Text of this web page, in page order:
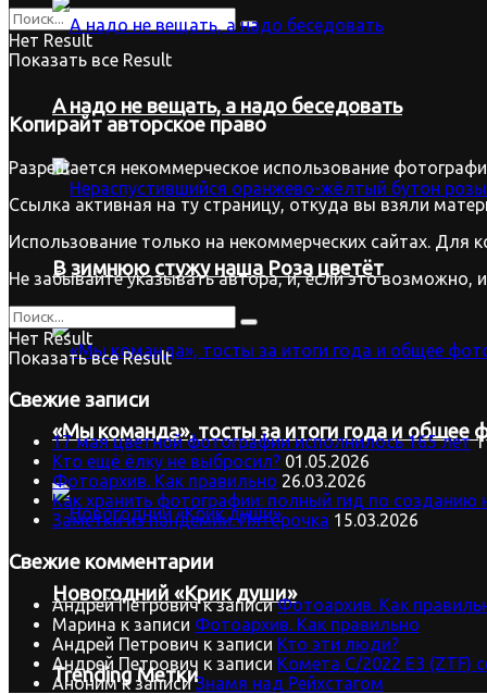
Нет Result
Показать все Result
А надо не вещать, а надо беседовать
В зимнюю стужу наша Роза цветёт
«Мы команда», тосты за итоги года и общее
Новогодний «Крик души»
Trending Метки
Копирайт авторское право
Разрешается некоммерческое использование
Ссылка активная на ту страницу, откуда вы взяли
Использование только на некоммерческих сайтах.
Не забывайте указывать автора, и, если это возможно,
Нет Result
Показать все Result
Свежие записи
17 мая цветной фотографии исполнилось 165 лет
Кто ещё ёлку не выбросил? 01.05.2026
Фотоархив. Как правильно 26.03.2026
Как хранить фотографии: полный гид по созданию
Заметки из пандемии. Пятёрочка 15.03.2026
Свежие комментарии
Андрей Петровичк записиФотоархив. Как
Марина к записи Фотоархив. Как правильно
Андрей Петрович к записи Кто эти люди?
Андрей Петрович к записи Комета C/2022 E3 (ZTF)
Анонимк записиЗнамя над Рейхстагом